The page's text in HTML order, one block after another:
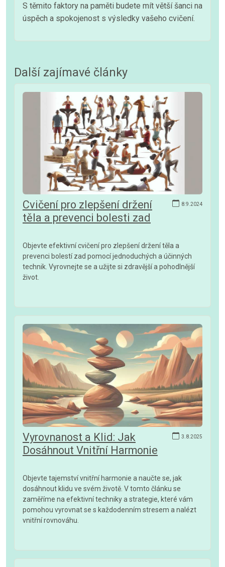
S těmito faktory na paměti budete mít větší šanci na
úspěch a spokojenost s výsledky vašeho cvičení.
Další zajímavé články
8.9.2024
Cvičení pro zlepšení držení
těla a prevenci bolesti zad
Objevte efektivní cvičení pro zlepšení držení těla a
prevenci bolestí zad pomocí jednoduchých a účinných
technik. Vyrovnejte se a užijte si zdravější a pohodlnější
život.
3.8.2025
Vyrovnanost a Klid: Jak
Dosáhnout Vnitřní Harmonie
Objevte tajemství vnitřní harmonie a naučte se, jak
dosáhnout klidu ve svém životě. V tomto článku se
zaměříme na efektivní techniky a strategie, které vám
pomohou vyrovnat se s každodenním stresem a nalézt
vnitřní rovnováhu.